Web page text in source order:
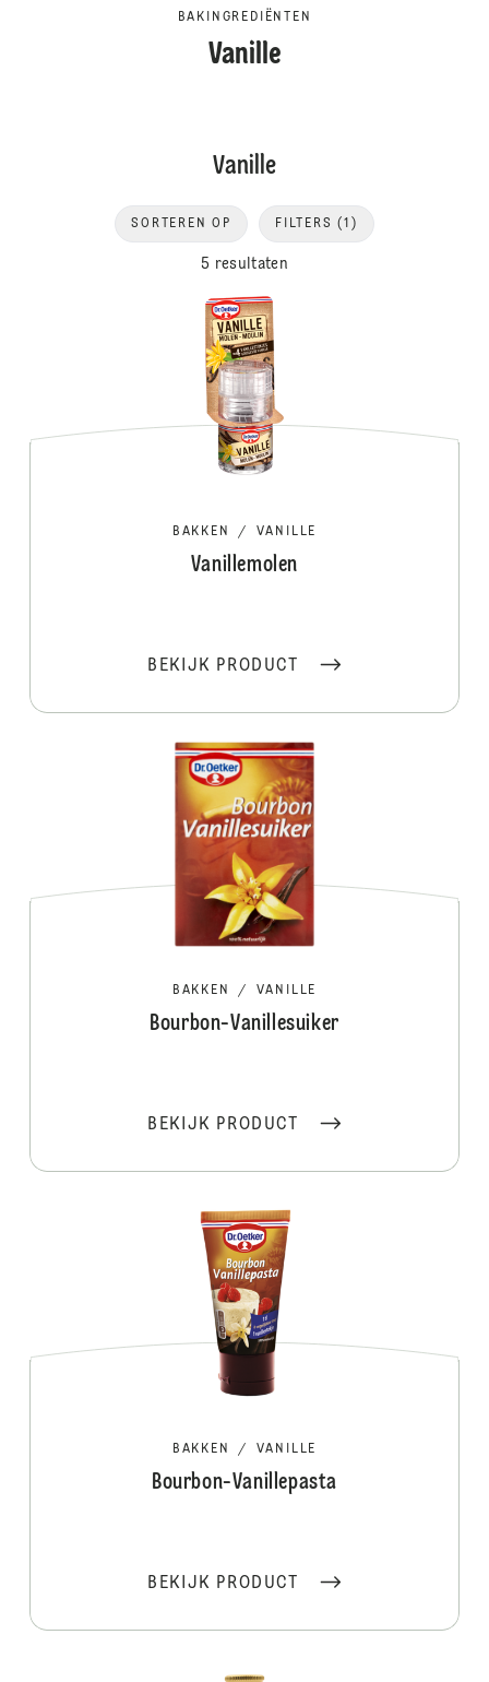
BAKINGREDIËNTEN
Vanille
Vanille
5 resultaten
SORTEREN OP FILTERS (1)
BAKKEN / VANILLE
Vanillemolen
BEKIJK PRODUCT
BAKKEN / VANILLE
Bourbon-Vanillesuiker
BEKIJK PRODUCT
BAKKEN / VANILLE
Bourbon-Vanillepasta
BEKIJK PRODUCT